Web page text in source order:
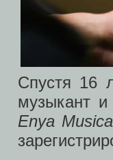
Спустя 16
музыкант
Enya